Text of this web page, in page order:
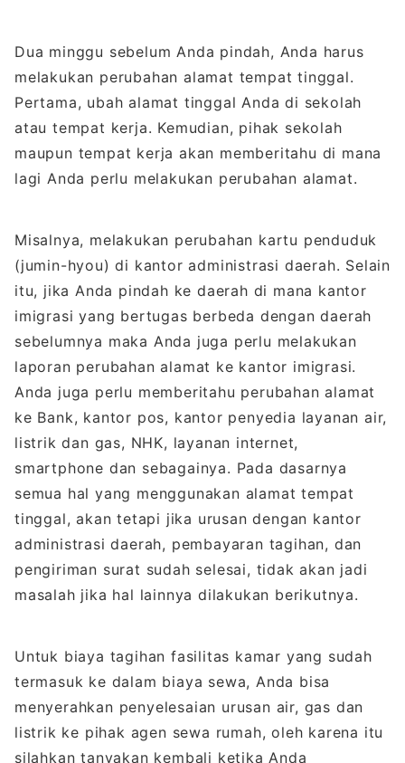
Dua minggu sebelum Anda pindah, Anda harus
melakukan perubahan alamat tempat tinggal.
Pertama, ubah alamat tinggal Anda di sekolah
atau tempat kerja. Kemudian, pihak sekolah
maupun tempat kerja akan memberitahu di mana
lagi Anda perlu melakukan perubahan alamat.
Misalnya, melakukan perubahan kartu penduduk
(jumin-hyou) di kantor administrasi daerah. Selain
itu, jika Anda pindah ke daerah di mana kantor
imigrasi yang bertugas berbeda dengan daerah
sebelumnya maka Anda juga perlu melakukan
laporan perubahan alamat ke kantor imigrasi.
Anda juga perlu memberitahu perubahan alamat
ke Bank, kantor pos, kantor penyedia layanan air,
listrik dan gas, NHK, layanan internet,
smartphone dan sebagainya. Pada dasarnya
semua hal yang menggunakan alamat tempat
tinggal, akan tetapi jika urusan dengan kantor
administrasi daerah, pembayaran tagihan, dan
pengiriman surat sudah selesai, tidak akan jadi
masalah jika hal lainnya dilakukan berikutnya.
Untuk biaya tagihan fasilitas kamar yang sudah
termasuk ke dalam biaya sewa, Anda bisa
menyerahkan penyelesaian urusan air, gas dan
listrik ke pihak agen sewa rumah, oleh karena itu
silahkan tanyakan kembali ketika Anda